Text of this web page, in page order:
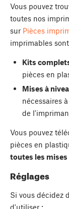
Vous pouvez
toutes nos
sur Pièces
imprimables
Kits
pièces en
Mises à
nécessaires
de
Vous pouvez
pièces en
toutes les mises
Réglages
Si vous décidez
d'utiliser :